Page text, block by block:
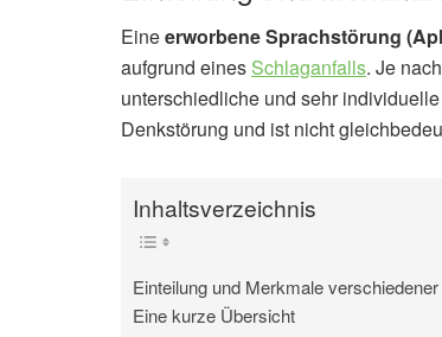
Eineerworbene Sprachstörung
aufgrund eines Schlaganfalls. Je
unterschiedliche und sehr
Denkstörung und ist nicht
Inhaltsverzeichnis
Einteilung und Merkmale
Eine kurze Übersicht